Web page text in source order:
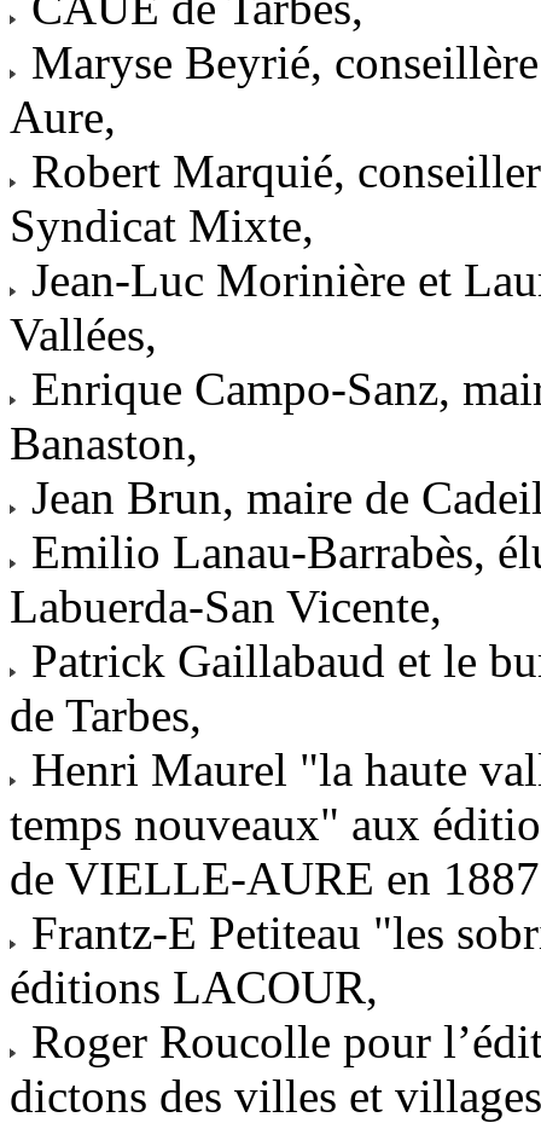
Maryse Beyrié,
Aure,
Robert Marquié,
Syndicat Mixte,
Jean-Luc Morinière et
Vallées,
Enrique Campo-Sanz,
Banaston,
Jean Brun, maire de
Emilio Lanau-Barrabès,
Labuerda-San Vicente,
Patrick Gaillabaud et le
de Tarbes,
Henri Maurel "la haute
temps nouveaux" aux
de VIELLE-AURE en
Frantz-E Petiteau "les
éditions LACOUR,
Roger Roucolle pour
dictons des villes et